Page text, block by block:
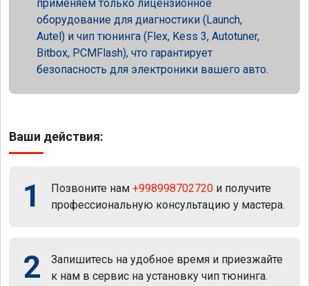
применяем только лицензионное
оборудование для диагностики (Launch,
Autel) и чип тюнинга (Flex, Kess 3, Autotuner,
Bitbox, PCMFlash), что гарантирует
безопасность для электроники вашего авто.
Ваши действия:
1 Позвоните нам +998998702720 и получите
профессиональную консультацию у мастера.
2
Запишитесь на удобное время и приезжайте
к нам в сервис на установку чип тюнинга.